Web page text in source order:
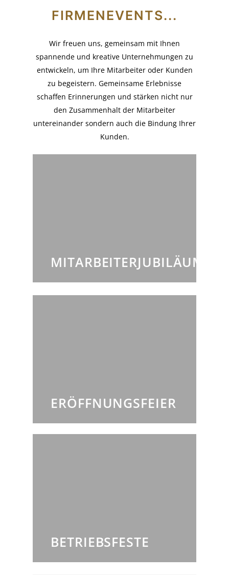
FIRMENEVENTS...
Wir freuen uns, gemeinsam mit Ihnen
spannende und kreative Unternehmungen zu
entwickeln, um Ihre Mitarbeiter oder Kunden
zu begeistern. Gemeinsame Erlebnisse
schaffen Erinnerungen und stärken nicht nur
den Zusammenhalt der Mitarbeiter
untereinander sondern auch die Bindung Ihrer
Kunden.
MITARBEITERJUBILÄUM
ERÖFFNUNGSFEIER
BETRIEBSFESTE